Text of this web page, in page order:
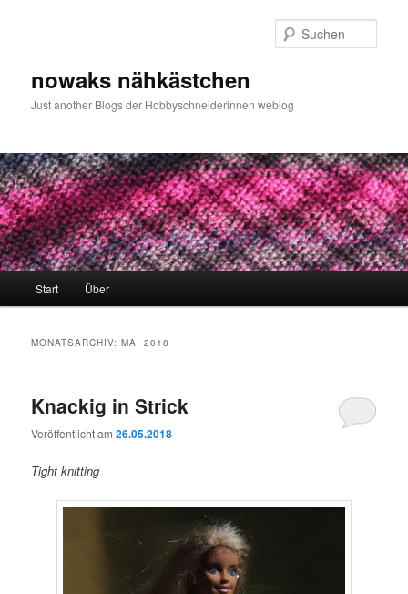
nowaks nähkästchen
Just another Blogs der Hobbyschneiderinnen weblog
Start Über
MONATSARCHIV:MAI 2018
Knackig in Strick
Veröffentlicht am26.05.2018
Tight knitting